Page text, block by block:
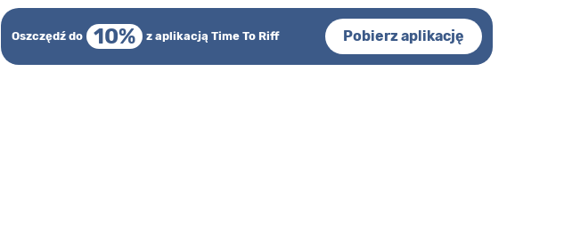
Oszczędź do 10% z aplikacją Time To Riff Pobierz aplikację